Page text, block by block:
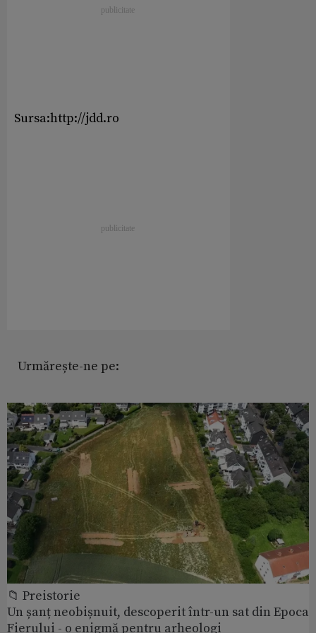
Sursa:http://jdd.ro
Urmărește-ne pe:
📁 Preistorie
Un șanț neobișnuit, descoperit într-un sat din Epoca
Fierului - o enigmă pentru arheologi